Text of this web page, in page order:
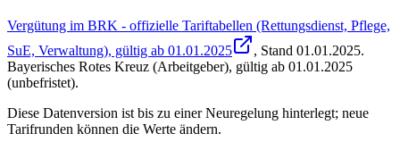
Vergütung im BRK - offizielle Tariftabellen (Rettungsdienst, Pflege,
SuE, Verwaltung), gültig ab 01.01.2025
, Stand 01.01.2025.
Bayerisches Rotes Kreuz (Arbeitgeber), gültig ab 01.01.2025
(unbefristet).
Diese Datenversion ist bis zu einer Neuregelung hinterlegt; neue
Tarifrunden können die Werte ändern.